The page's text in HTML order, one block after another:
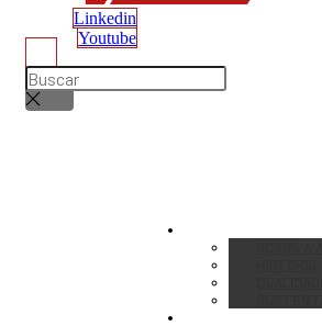
Linkedin
Youtube